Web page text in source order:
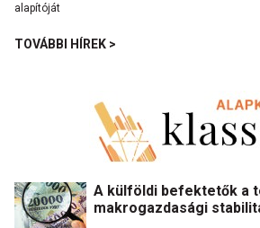
TOVÁBBI HÍREK >
A külföldi befektetők a
makrogazdasági